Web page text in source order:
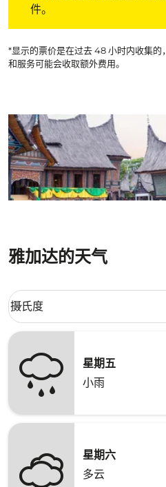
件。
*显示的票价是在过去 48 小时内收集的
和服务可能会收取额外费用。
雅加达的天气
Weather unit option 摄氏度
摄氏度
keyboard_arrow_down
星期五
小雨
星期六
多云